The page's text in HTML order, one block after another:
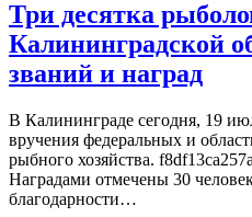
Три десятка
Калининградской
званий и наград
В Калининграде сегодня, 19
вручения федеральных и
рыбного хозяйства.
Наградами отмечены 30
благодарности…